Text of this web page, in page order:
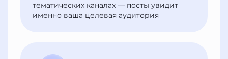
тематических каналах — посты увидит
именно ваша целевая аудитория